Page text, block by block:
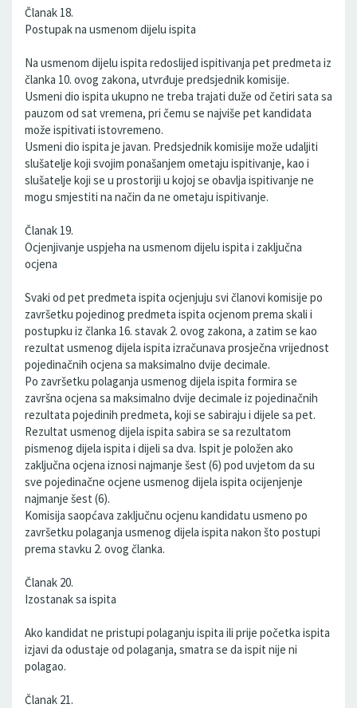
Članak 18.
Postupak na usmenom dijelu ispita
Na usmenom dijelu ispita redoslijed ispitivanja pet predmeta iz
članka 10. ovog zakona, utvrđuje predsjednik komisije.
Usmeni dio ispita ukupno ne treba trajati duže od četiri sata sa
pauzom od sat vremena, pri čemu se najviše pet kandidata
može ispitivati istovremeno.
Usmeni dio ispita je javan. Predsjednik komisije može udaljiti
slušatelje koji svojim ponašanjem ometaju ispitivanje, kao i
slušatelje koji se u prostoriji u kojoj se obavlja ispitivanje ne
mogu smjestiti na način da ne ometaju ispitivanje.
Članak 19.
Ocjenjivanje uspjeha na usmenom dijelu ispita i zaključna
ocjena
Svaki od pet predmeta ispita ocjenjuju svi članovi komisije po
završetku pojedinog predmeta ispita ocjenom prema skali i
postupku iz članka 16. stavak 2. ovog zakona, a zatim se kao
rezultat usmenog dijela ispita izračunava prosječna vrijednost
pojedinačnih ocjena sa maksimalno dvije decimale.
Po završetku polaganja usmenog dijela ispita formira se
završna ocjena sa maksimalno dvije decimale iz pojedinačnih
rezultata pojedinih predmeta, koji se sabiraju i dijele sa pet.
Rezultat usmenog dijela ispita sabira se sa rezultatom
pismenog dijela ispita i dijeli sa dva. Ispit je položen ako
zaključna ocjena iznosi najmanje šest (6) pod uvjetom da su
sve pojedinačne ocjene usmenog dijela ispita ocijenjenje
najmanje šest (6).
Komisija saopćava zaključnu ocjenu kandidatu usmeno po
završetku polaganja usmenog dijela ispita nakon što postupi
prema stavku 2. ovog članka.
Članak 20.
Izostanak sa ispita
Ako kandidat ne pristupi polaganju ispita ili prije početka ispita
izjavi da odustaje od polaganja, smatra se da ispit nije ni
polagao.
Članak 21.